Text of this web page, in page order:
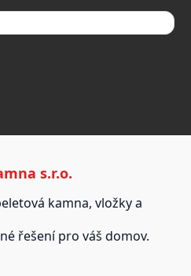
s.r.o.
kamna, vložky a
řešení pro váš domov.